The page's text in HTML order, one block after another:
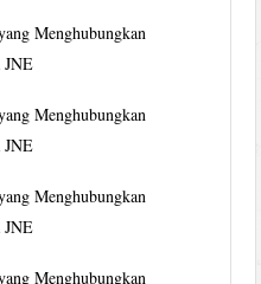
Menghubungkan
JNE
Menghubungkan
JNE
Menghubungkan
JNE
Menghubungkan